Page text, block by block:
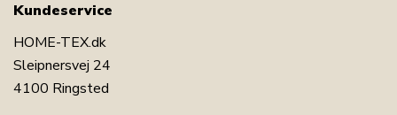
Kundeservice
HOME-TEX.dk
Sleipnersvej 24
4100 Ringsted